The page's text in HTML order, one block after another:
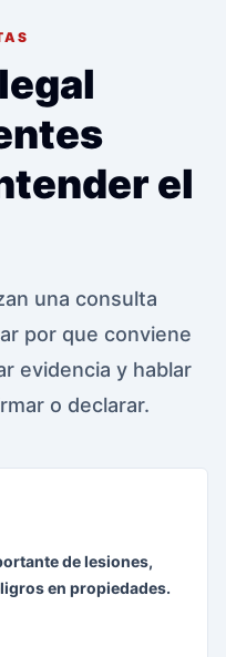
el
una consulta
por que conviene
evidencia y hablar
o declarar.
de lesiones,
en propiedades.